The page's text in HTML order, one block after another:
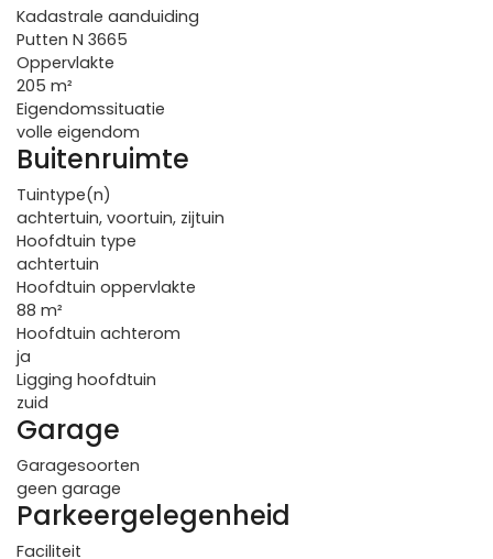
Kadastrale aanduiding
Putten N 3665
Oppervlakte
205 m²
Eigendomssituatie
volle eigendom
Buitenruimte
Tuintype(n)
achtertuin, voortuin, zijtuin
Hoofdtuin type
achtertuin
Hoofdtuin oppervlakte
88 m²
Hoofdtuin achterom
ja
Ligging hoofdtuin
zuid
Garage
Garagesoorten
geen garage
Parkeergelegenheid
Faciliteit